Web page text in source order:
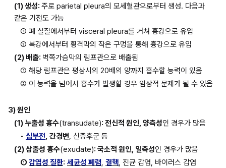
(1) 생성: 주로 parietal pleura의 모세혈관으로부터 생성. 다음과
같은 기전도 가능
① 폐 실질에서부터 visceral pleura를 거쳐 흉강으로 유입
② 복강에서부터 횡격막의 작은 구멍을 통해 흉강으로 유입
(2) 배출: 벽쪽가슴막의 림프관으로 배출됨
① 해당 림프관은 평상시의 20배의 양까지 흡수할 능력이 있음
② 이 능력을 넘어서 흉수가 발생할 경우 임상적 문제가 될 수 있음
3) 원인
(1) 누출성 흉수(transudate): 전신적 원인, 양측성인 경우가 많음
• 심부전, 간경변, 신증후군 등
(2) 삼출성 흉수(exudate): 국소적 원인, 일측성인 경우가 많음
① 감염성 질환: 세균성 폐렴, 결핵, 진균 감염, 바이러스 감염